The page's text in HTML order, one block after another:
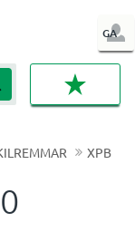
GA
IN
XPB